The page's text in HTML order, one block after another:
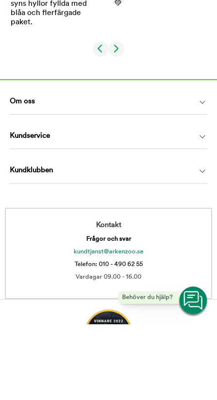
Behöver du hjälp?
Om oss
Kundservice
Kundklubben
Kontakt
Frågor och svar
kundtjanst@arkenzoo.se
Telefon: 010 - 490 62 55
Vardagar 09.00 - 16.00